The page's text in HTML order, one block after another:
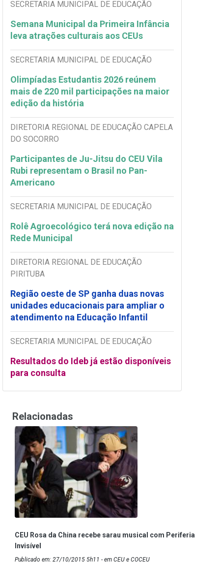
SECRETARIA MUNICIPAL DE EDUCAÇÃO
Semana Municipal da Primeira Infância
leva atrações culturais aos CEUs
SECRETARIA MUNICIPAL DE EDUCAÇÃO
Olimpíadas Estudantis 2026 reúnem
mais de 220 mil participações na maior
edição da história
DIRETORIA REGIONAL DE EDUCAÇÃO CAPELA
DO SOCORRO
Participantes de Ju-Jitsu do CEU Vila
Rubi representam o Brasil no Pan-
Americano
SECRETARIA MUNICIPAL DE EDUCAÇÃO
Rolê Agroecológico terá nova edição na
Rede Municipal
DIRETORIA REGIONAL DE EDUCAÇÃO
PIRITUBA
Região oeste de SP ganha duas novas
unidades educacionais para ampliar o
atendimento na Educação Infantil
SECRETARIA MUNICIPAL DE EDUCAÇÃO
Resultados do Ideb já estão disponíveis
para consulta
Relacionadas
CEU Rosa da China recebe sarau musical com Periferia
Invisível
Publicado em: 27/10/2015 5h11 - em CEU e COCEU